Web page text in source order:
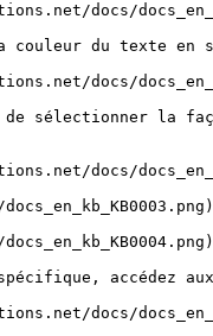
docs/
du texte
docs/
sélectionner la
docs/
accédez
docs/